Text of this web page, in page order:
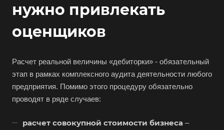
нужно привлекать
оценщиков
Расчет реальной величины «дебиторки» - обязательный
этап в рамках комплексного аудита деятельности любого
предприятия. Помимо этого процедуру обязательно
проводят в ряде случаев:
расчет совокупной стоимости бизнеса –